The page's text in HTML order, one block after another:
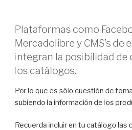
Plataformas como
Mercadolibre y CMS’s de
integran la posibilidad
los catálogos.
Por lo que es sólo cuestión de
subiendo la información de los
Recuerda incluir en tu catálogo las